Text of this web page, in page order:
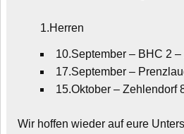
1.Herren
10.September – BHC 2 –
17.September –
15.Oktober – Zehlendorf
Wir hoffen wieder auf eure